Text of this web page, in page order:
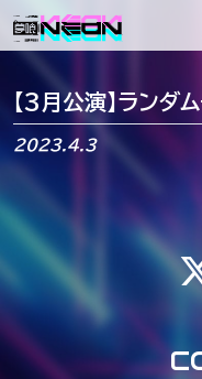
メインナビゲーシ
【3月公演】ランダ
2023.4.3